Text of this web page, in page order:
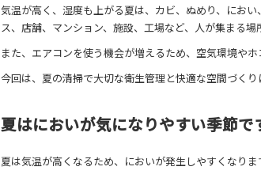
気温が高く、湿度も上がる夏は、カビ、ぬめり、にお
ス、店舗、マンション、施設、工場など、人が集まる
また、エアコンを使う機会が増えるため、空気環境やホ
今回は、夏の清掃で大切な衛生管理と快適な空間づくり
夏はにおいが気になりやすい季節で
夏は気温が高くなるため、においが発生しやすくなりま